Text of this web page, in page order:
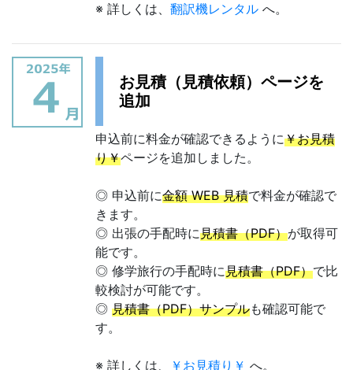
※ 詳しくは、 翻訳機レンタル へ。
お見積（見積依頼）ページを
追加
申込前に料金が確認できるように￥お見積
り￥ページを追加しました。
◎ 申込前に金額 WEB 見積で料金が確認で
きます。
◎ 出張の手配時に見積書（PDF）が取得可
能です。
◎ 修学旅行の手配時に見積書（PDF）で比
較検討が可能です。
◎ 見積書（PDF）サンプルも確認可能で
す。
※ 詳しくは、 ￥お見積り￥ へ。